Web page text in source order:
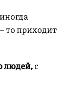
то приходит
людей,с